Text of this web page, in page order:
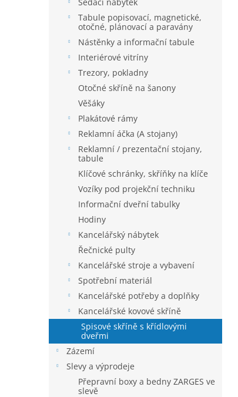
Tabule popisovací, magnetické,
otočné, plánovací a paravány
Nástěnky a informační tabule
Interiérové vitríny
Trezory, pokladny
Otočné skříně na šanony
Věšáky
Plakátové rámy
Reklamní áčka (A stojany)
Reklamní / prezentační stojany,
tabule
Klíčové schránky, skříňky na klíče
Vozíky pod projekční techniku
Informační dveřní tabulky
Hodiny
Kancelářský nábytek
Řečnické pulty
Kancelářské stroje a vybavení
Spotřební materiál
Kancelářské potřeby a doplňky
Kancelářské kovové skříně
Spisové skříně s křídlovými
dveřmi
Zázemí
Slevy a výprodeje
Přepravní boxy a bedny ZARGES ve
slevě